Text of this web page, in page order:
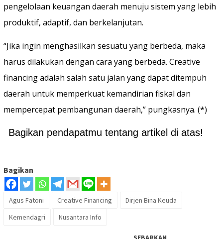
pengelolaan keuangan daerah menuju sistem yang lebih
produktif, adaptif, dan berkelanjutan.
“Jika ingin menghasilkan sesuatu yang berbeda, maka
harus dilakukan dengan cara yang berbeda. Creative
financing adalah salah satu jalan yang dapat ditempuh
daerah untuk memperkuat kemandirian fiskal dan
mempercepat pembangunan daerah,” pungkasnya. (*)
Bagikan pendapatmu tentang artikel di atas!
Bagikan
Agus Fatoni Creative Financing
Dirjen Bina Keuda
Kemendagri
Nusantara Info